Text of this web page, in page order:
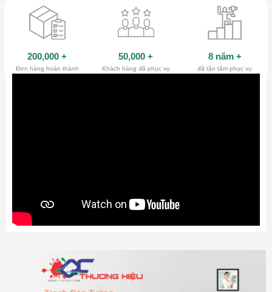
200,000 +
Đơn hàng hoàn thành
50,000 +
Khách hàng đã phục vụ
8 năm +
đã tận tâm phục vụ